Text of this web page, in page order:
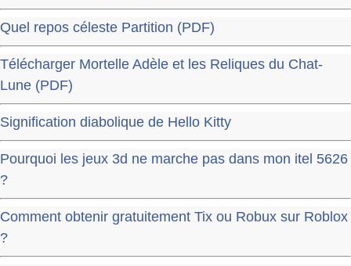
Quel repos céleste Partition (PDF)
Télécharger Mortelle Adèle et les Reliques du Chat-
Lune (PDF)
Signification diabolique de Hello Kitty
Pourquoi les jeux 3d ne marche pas dans mon itel 5626
?
Comment obtenir gratuitement Tix ou Robux sur Roblox
?